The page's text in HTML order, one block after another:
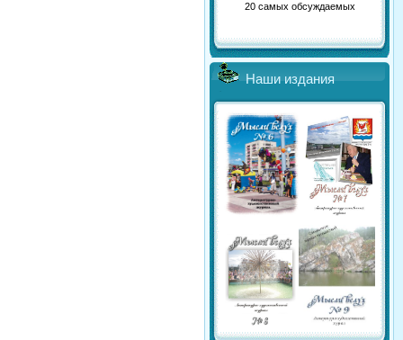
20 самых обсуждаемых
Наши издания